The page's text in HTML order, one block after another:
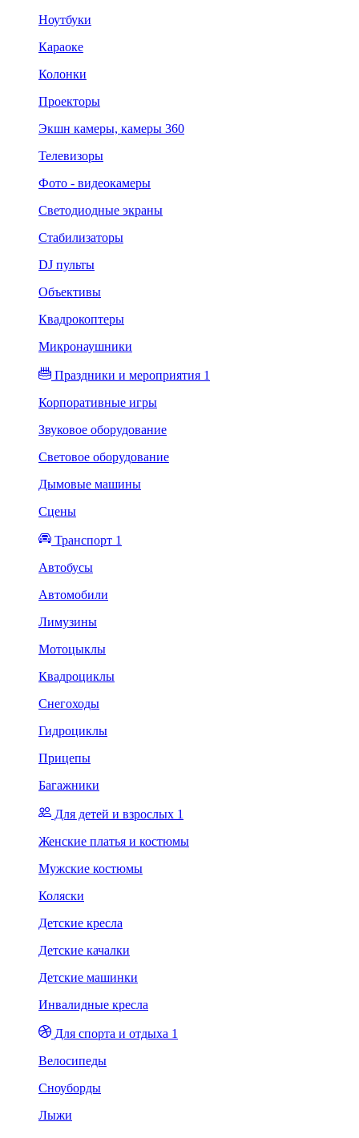
Ноутбуки
Караоке
Колонки
Проекторы
Экшн камеры, камеры 360
Телевизоры
Фото - видеокамеры
Светодиодные экраны
Стабилизаторы
DJ пульты
Объективы
Квадрокоптеры
Микронаушники
Праздники и мероприятия 1
Корпоративные игры
Звуковое оборудование
Световое оборудование
Дымовые машины
Сцены
Транспорт 1
Автобусы
Автомобили
Лимузины
Мотоцыклы
Квадроциклы
Снегоходы
Гидроциклы
Прицепы
Багажники
Для детей и взрослых 1
Женские платья и костюмы
Мужские костюмы
Коляски
Детские кресла
Детские качалки
Детские машинки
Инвалидные кресла
Для спорта и отдыха 1
Велосипеды
Сноуборды
Лыжи